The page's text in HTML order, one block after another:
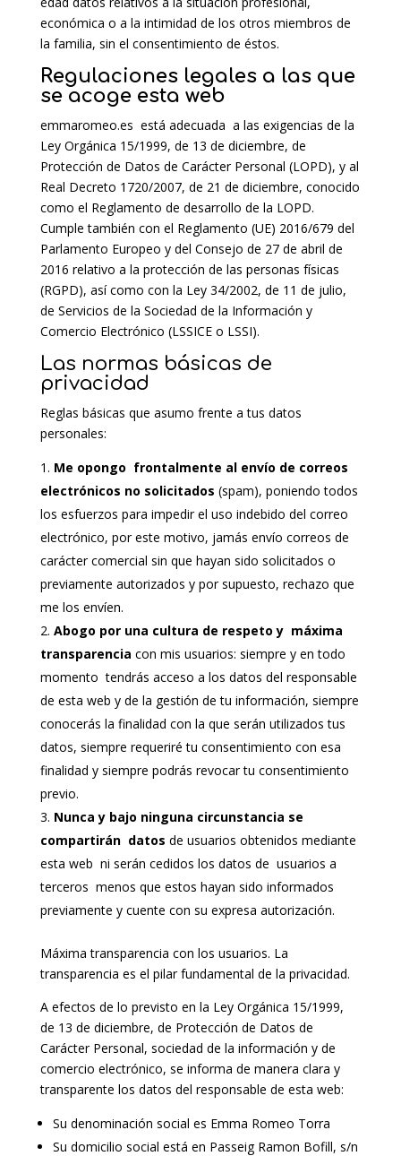
económica o a la intimidad de los otros miembros de
la familia, sin el consentimiento de éstos.
Regulaciones legales a las que
se acoge esta web
emmaromeo.es está adecuada a las exigencias de la
Ley Orgánica 15/1999, de 13 de diciembre, de
Protección de Datos de Carácter Personal (LOPD), y al
Real Decreto 1720/2007, de 21 de diciembre, conocido
como el Reglamento de desarrollo de la LOPD.
Cumple también con el Reglamento (UE) 2016/679 del
Parlamento Europeo y del Consejo de 27 de abril de
2016 relativo a la protección de las personas físicas
(RGPD), así como con la Ley 34/2002, de 11 de julio,
de Servicios de la Sociedad de la Información y
Comercio Electrónico (LSSICE o LSSI).
Las normas básicas de
privacidad
Reglas básicas que asumo frente a tus datos
personales:
Me opongo frontalmente al envío de correos
electrónicos no solicitados (spam), poniendo todos
los esfuerzos para impedir el uso indebido del correo
electrónico, por este motivo, jamás envío correos de
carácter comercial sin que hayan sido solicitados o
previamente autorizados y por supuesto, rechazo que
me los envíen.
Abogo por una cultura de respeto y máxima
transparencia con mis usuarios: siempre y en todo
momento tendrás acceso a los datos del responsable
de esta web y de la gestión de tu información, siempre
conocerás la finalidad con la que serán utilizados tus
datos, siempre requeriré tu consentimiento con esa
finalidad y siempre podrás revocar tu consentimiento
previo.
Nunca y bajo ninguna circunstancia se
compartirán datos de usuarios obtenidos mediante
esta web ni serán cedidos los datos de usuarios a
terceros menos que estos hayan sido informados
previamente y cuente con su expresa autorización.
Máxima transparencia con los usuarios. La
transparencia es el pilar fundamental de la privacidad.
A efectos de lo previsto en la Ley Orgánica 15/1999,
de 13 de diciembre, de Protección de Datos de
Carácter Personal, sociedad de la información y de
comercio electrónico, se informa de manera clara y
transparente los datos del responsable de esta web:
Su denominación social es Emma Romeo Torra
Su domicilio social está en Passeig Ramon Bofill, s/n